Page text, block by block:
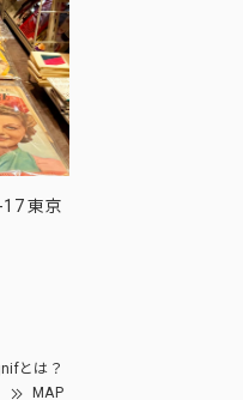
東京
とは？
MAP